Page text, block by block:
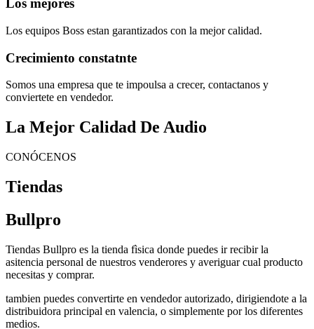
Los mejores
Los equipos Boss estan garantizados con la mejor calidad.
Crecimiento constatnte
Somos una empresa que te impoulsa a crecer, contactanos y
conviertete en vendedor.
La Mejor Calidad De Audio
CONÓCENOS
Tiendas
Bullpro
Tiendas Bullpro es la tienda fìsica donde puedes ir recibir la
asitencia personal de nuestros venderores y averiguar cual producto
necesitas y comprar.
tambien puedes convertirte en vendedor autorizado, dirigiendote a la
distribuidora principal en valencia, o simplemente por los diferentes
medios.